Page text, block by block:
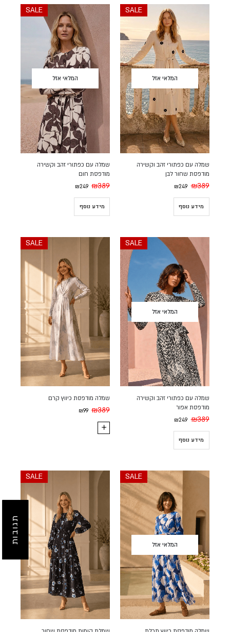
תגובות
המלאי אזל
SALE
שמלה עם כפתורי זהב וקשירה
מודפסת שחור לבן
₪389
₪249
מידע נוסף
המלאי אזל
SALE
שמלה עם כפתורי זהב וקשירה
מודפסת חום
₪389
₪249
מידע נוסף
המלאי אזל
SALE
שמלה עם כפתורי זהב וקשירה
מודפסת אפור
₪389
₪249
מידע נוסף
SALE
שמלה מודפסת כיווץ קרם
₪389
₪99
המלאי אזל
SALE
SALE